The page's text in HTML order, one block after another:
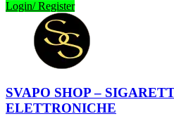
Login/ Register
SVAPO SHOP –
ELETTRONICHE